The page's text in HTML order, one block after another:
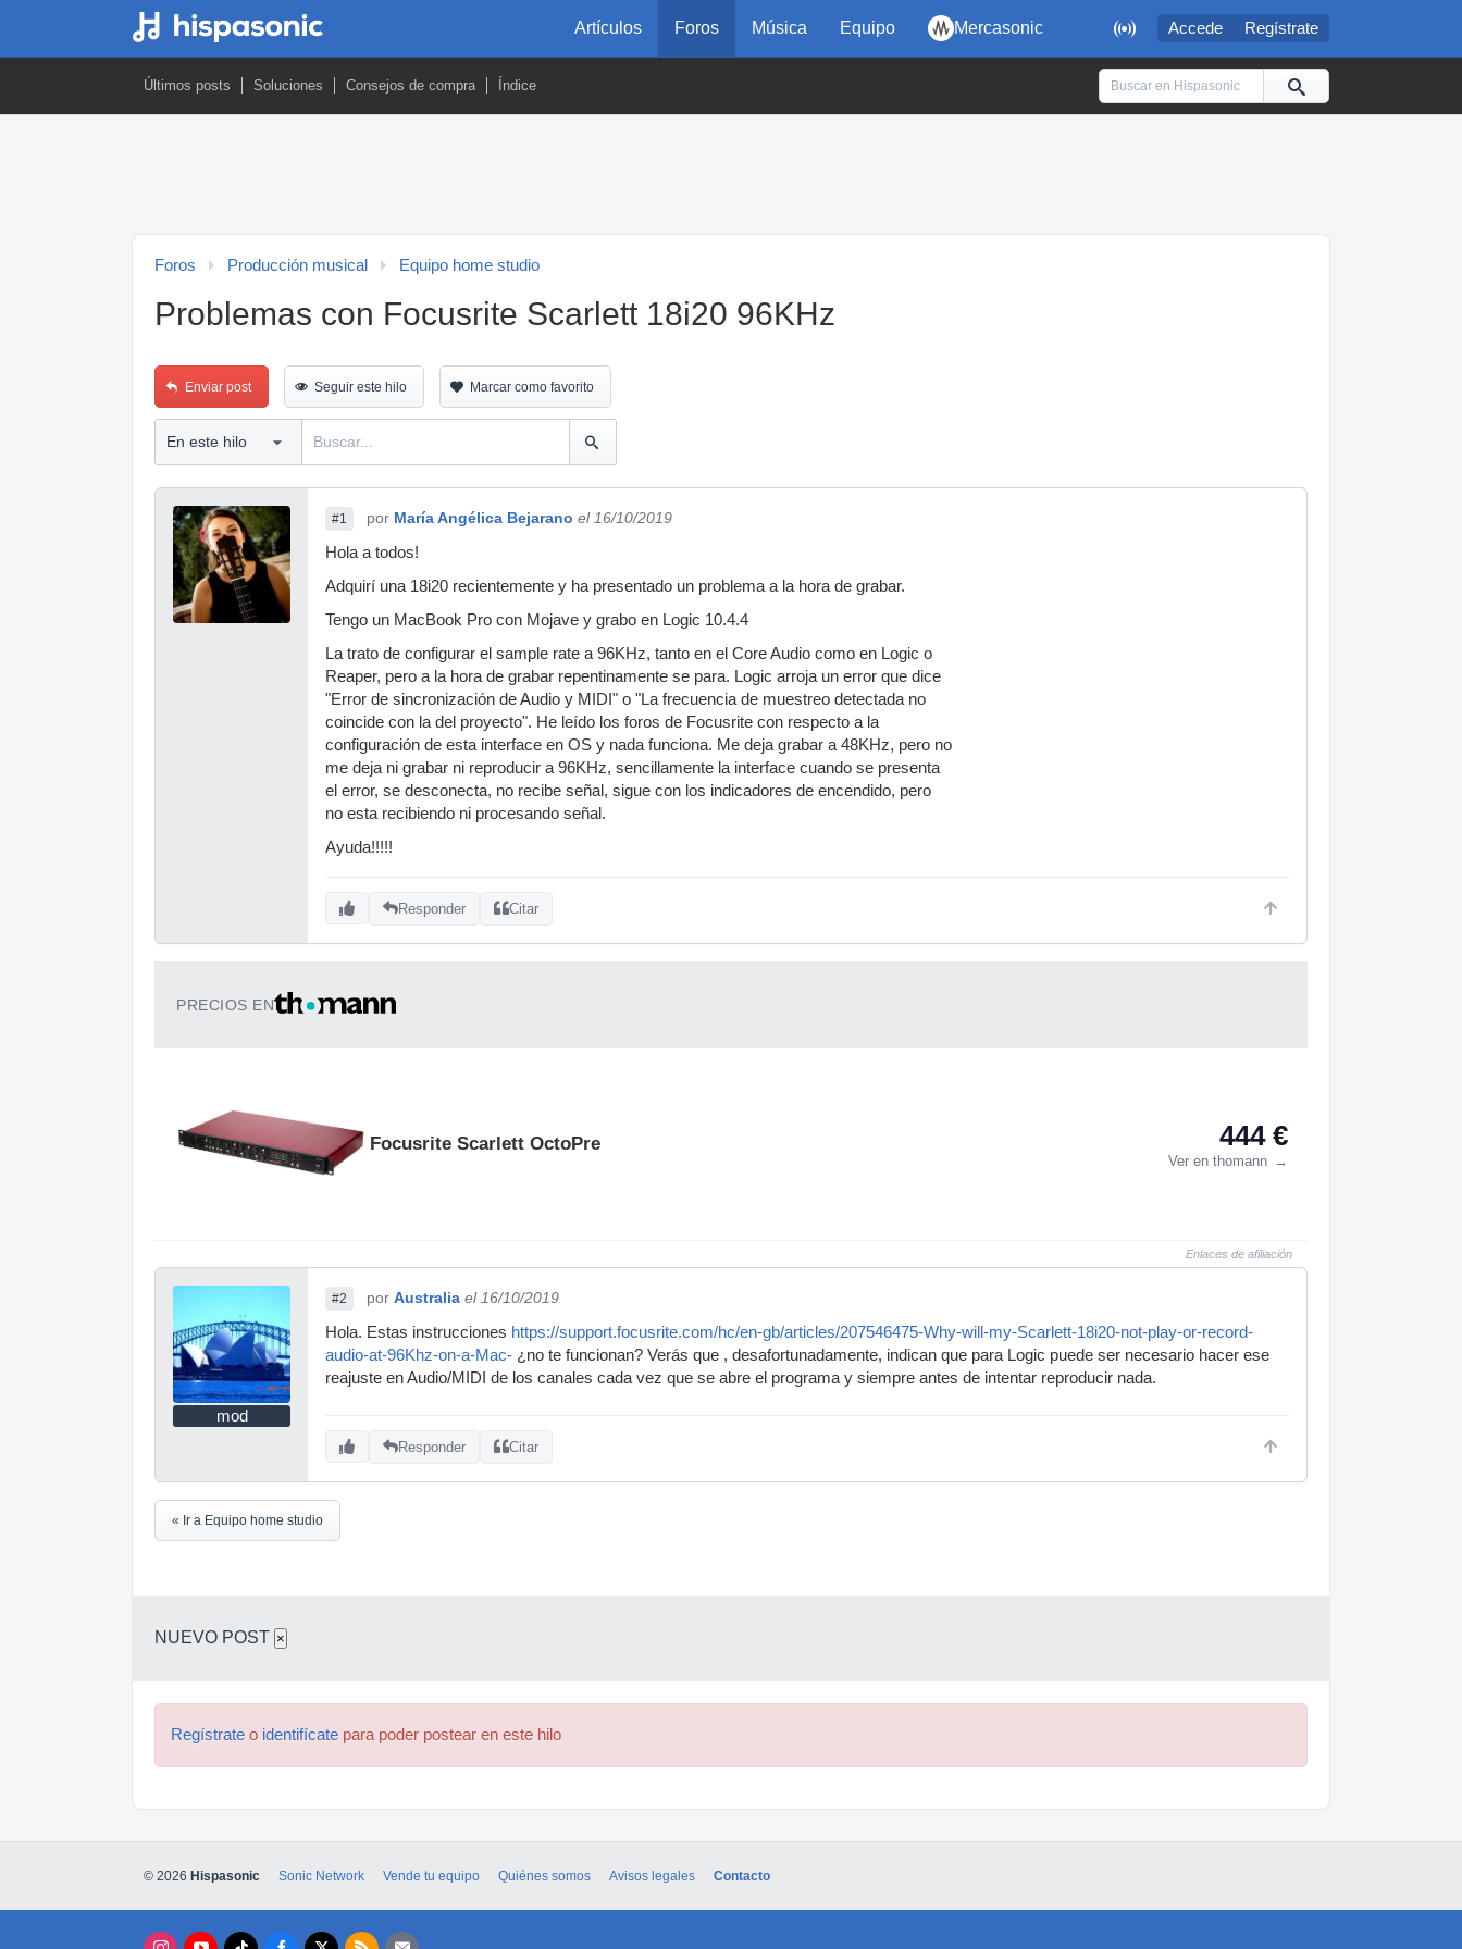
 Accede Regístrate
Artículos Foros Música Equipo Mercasonic
Últimos posts Soluciones Consejos de compra Índice
Foros Producción musical Equipo home studio
Problemas con Focusrite Scarlett 18i20 96KHz
Enviar post Seguir este hilo Marcar como favorito
#1 por María Angélica Bejarano el 16/10/2019
Hola a todos!
Adquirí una 18i20 recientemente y ha presentado un problema a la hora de grabar.
Tengo un MacBook Pro con Mojave y grabo en Logic 10.4.4
La trato de configurar el sample rate a 96KHz, tanto en el Core Audio como en Logic o
Reaper, pero a la hora de grabar repentinamente se para. Logic arroja un error que dice
"Error de sincronización de Audio y MIDI" o "La frecuencia de muestreo detectada no
coincide con la del proyecto". He leído los foros de Focusrite con respecto a la
configuración de esta interface en OS y nada funciona. Me deja grabar a 48KHz, pero no
me deja ni grabar ni reproducir a 96KHz, sencillamente la interface cuando se presenta
el error, se desconecta, no recibe señal, sigue con los indicadores de encendido, pero
no esta recibiendo ni procesando señal.
Ayuda!!!!!
Responder Citar
PRECIOS EN
Focusrite Scarlett OctoPre 444 €
Ver en thomann →
Enlaces de afiliación
mod
#2 por Australia el 16/10/2019
Hola. Estas instrucciones https://support.focusrite.com/hc/en-gb/articles/207546475-Why-will-my-Scarlett-18i20-not-play-or-record-
audio-at-96Khz-on-a-Mac- ¿no te funcionan? Verás que , desafortunadamente, indican que para Logic puede ser necesario hacer ese
reajuste en Audio/MIDI de los canales cada vez que se abre el programa y siempre antes de intentar reproducir nada.
Responder Citar
« Ir a Equipo home studio
NUEVO POST ×
Regístrate o identifícate para poder postear en este hilo
© 2026 Hispasonic Sonic Network Vende tu equipo Quiénes somos Avisos legales Contacto